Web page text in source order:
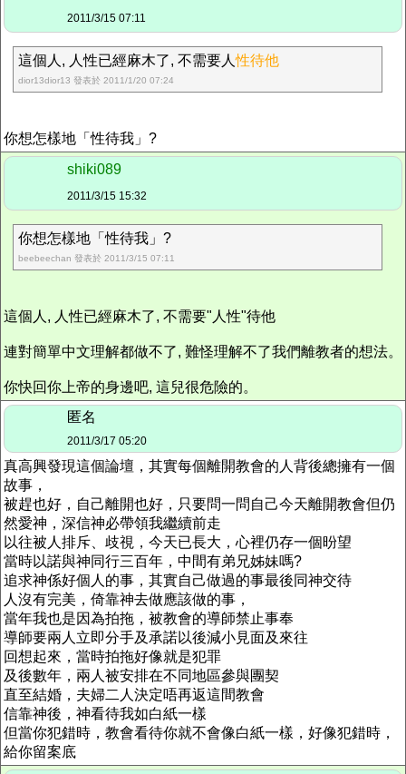
2011/3/15 07:11
這個人, 人性已經麻木了, 不需要人性待他
dior13dior13 發表於 2011/1/20 07:24
你想怎樣地「性待我」?
shiki089
2011/3/15 15:32
你想怎樣地「性待我」?
beebeechan 發表於 2011/3/15 07:11
這個人, 人性已經麻木了, 不需要"人性"待他
連對簡單中文理解都做不了, 難怪理解不了我們離教者的想法。
你快回你上帝的身邊吧, 這兒很危險的。
匿名
2011/3/17 05:20
真高興發現這個論壇，其實每個離開教會的人背後總擁有一個
故事，
被趕也好，自己離開也好，只要問一問自己今天離開教會但仍
然愛神，深信神必帶領我繼續前走
以往被人排斥、歧視，今天已長大，心裡仍存一個昐望
當時以諾與神同行三百年，中間有弟兄姊妹嗎?
追求神係好個人的事，其實自己做過的事最後同神交待
人沒有完美，倚靠神去做應該做的事，
當年我也是因為拍拖，被教會的導師禁止事奉
導師要兩人立即分手及承諾以後減小見面及來往
回想起來，當時拍拖好像就是犯罪
及後數年，兩人被安排在不同地區參與團契
直至結婚，夫婦二人決定唔再返這間教會
信靠神後，神看待我如白紙一樣
但當你犯錯時，教會看待你就不會像白紙一樣，好像犯錯時，
給你留案底